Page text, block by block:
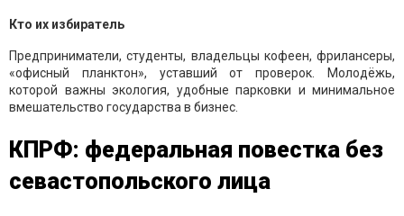
Кто их избиратель
Предприниматели, студенты, владельцы кофеен, фрилансеры,
«офисный планктон», уставший от проверок. Молодёжь,
которой важны экология, удобные парковки и минимальное
вмешательство государства в бизнес.
КПРФ: федеральная повестка без
севастопольского лица